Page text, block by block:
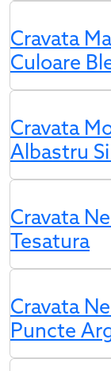
Cravata
Culoare
Cravata
Albastru
Cravata
Tesatura
Cravata
Puncte